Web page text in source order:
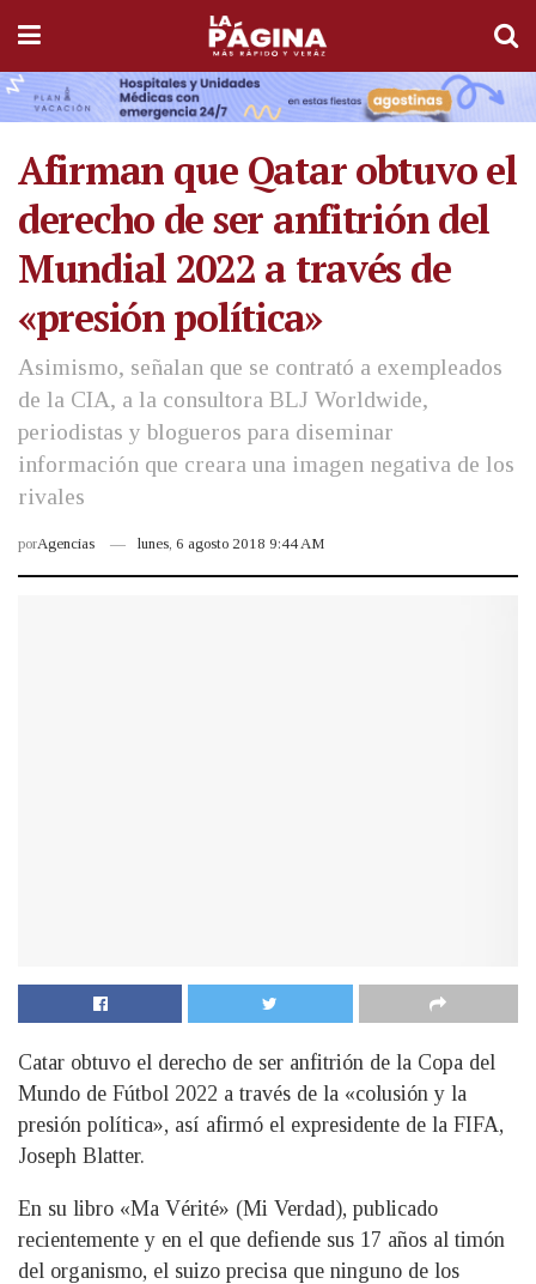
Afirman que Qatar obtuvo el
derecho de ser anfitrión del
Mundial 2022 a través de
«presión política»
Asimismo, señalan que se contrató a exempleados
de la CIA, a la consultora BLJ Worldwide,
periodistas y blogueros para diseminar
información que creara una imagen negativa de los
rivales
porAgencias lunes, 6 agosto 2018 9:44 AM
Catar obtuvo el derecho de ser anfitrión de la Copa del
Mundo de Fútbol 2022 a través de la «colusión y la
presión política», así afirmó el expresidente de la FIFA,
Joseph Blatter.
En su libro «Ma Vérité» (Mi Verdad), publicado
recientemente y en el que defiende sus 17 años al timón
del organismo, el suizo precisa que ninguno de los